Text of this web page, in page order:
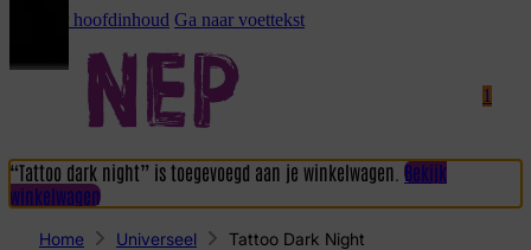
Ga naar hoofdinhoud Ga naar voettekst
1
“Tattoo dark night” is toegevoegd aan je winkelwagen. Bekijk
winkelwagen
Home Universeel Tattoo Dark Night